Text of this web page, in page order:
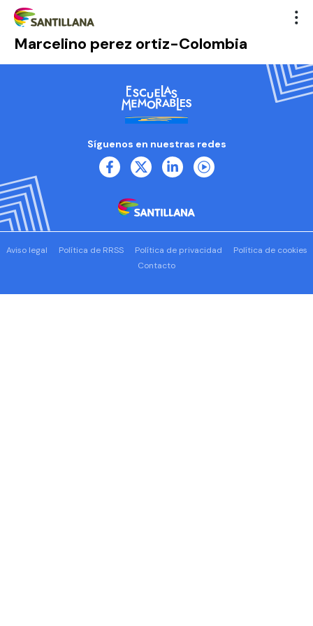
Marcelino perez ortiz-Colombia
Síguenos en nuestras redes
Aviso legal Política de RRSS Política de privacidad
Política de cookies
Contacto